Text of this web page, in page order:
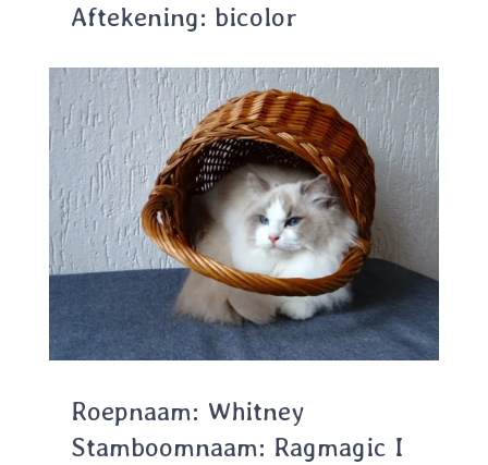
Aftekening: bicolor
Roepnaam: Whitney
Stamboomnaam: Ragmagic I